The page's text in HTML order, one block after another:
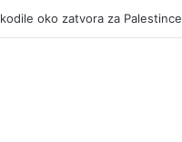
oko zatvora za Palestince